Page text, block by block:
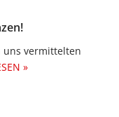
uns vermittelten
»